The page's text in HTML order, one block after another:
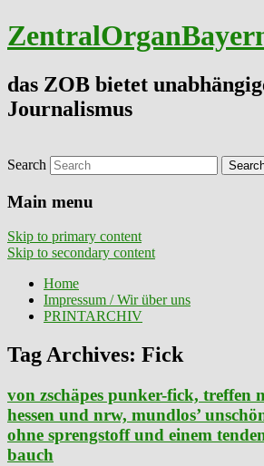
das ZOB bietet
Journalismus
Search
Main menu
Skip to primary content
Skip to secondary content
Home
Impressum / Wir über uns
PRINTARCHIV
Tag Archives: Fick
von zschäpes punker-fick, treffen
hessen und nrw, mundlos’
ohne sprengstoff und einem
bauch